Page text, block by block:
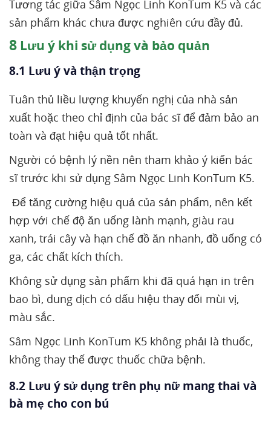
Tương tác giữa Sâm Ngọc Linh KonTum K5 và các
sản phẩm khác chưa được nghiên cứu đầy đủ.
8 Lưu ý khi sử dụng và bảo quản
8.1 Lưu ý và thận trọng
Tuân thủ liều lượng khuyến nghị của nhà sản
xuất hoặc theo chỉ định của bác sĩ để đảm bảo an
toàn và đạt hiệu quả tốt nhất.
Người có bệnh lý nền nên tham khảo ý kiến bác
sĩ trước khi sử dụng Sâm Ngọc Linh KonTum K5.
Để tăng cường hiệu quả của sản phẩm, nên kết
hợp với chế độ ăn uống lành mạnh, giàu rau
xanh, trái cây và hạn chế đồ ăn nhanh, đồ uống có
ga, các chất kích thích.
Không sử dụng sản phẩm khi đã quá hạn in trên
bao bì, dung dịch có dấu hiệu thay đổi mùi vị,
màu sắc.
Sâm Ngọc Linh KonTum K5 không phải là thuốc,
không thay thế được thuốc chữa bệnh.
8.2 Lưu ý sử dụng trên phụ nữ mang thai và
bà mẹ cho con bú